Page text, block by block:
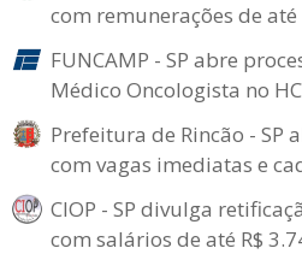
com remunerações de até
FUNCAMP - SP abre
Médico Oncologista no HC
Prefeitura de Rincão - SP
com vagas imediatas e
CIOP - SP divulga
com salários de até R$